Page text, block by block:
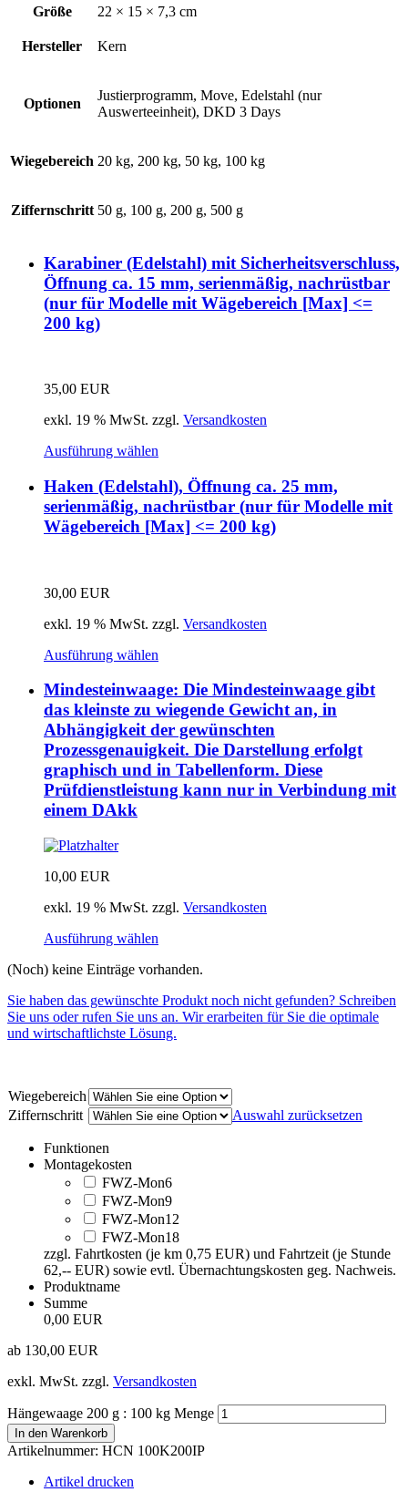
Größe
22 × 15 × 7,3 cm
Hersteller Kern
Optionen
Justierprogramm, Move, Edelstahl (nur
Auswerteeinheit), DKD 3 Days
Wiegebereich 20 kg, 200 kg, 50 kg, 100 kg
Ziffernschritt 50 g, 100 g, 200 g, 500 g
Karabiner (Edelstahl) mit Sicherheitsverschluss,
Öffnung ca. 15 mm, serienmäßig, nachrüstbar
(nur für Modelle mit Wägebereich [Max] <=
200 kg)
35,00 EUR
exkl. 19 % MwSt. zzgl. Versandkosten
Ausführung wählen
Haken (Edelstahl), Öffnung ca. 25 mm,
serienmäßig, nachrüstbar (nur für Modelle mit
Wägebereich [Max] <= 200 kg)
30,00 EUR
exkl. 19 % MwSt. zzgl. Versandkosten
Ausführung wählen
Mindesteinwaage: Die Mindesteinwaage gibt
das kleinste zu wiegende Gewicht an, in
Abhängigkeit der gewünschten
Prozessgenauigkeit. Die Darstellung erfolgt
graphisch und in Tabellenform. Diese
Prüfdienstleistung kann nur in Verbindung mit
einem DAkk
10,00 EUR
exkl. 19 % MwSt. zzgl. Versandkosten
Ausführung wählen
(Noch) keine Einträge vorhanden.
Sie haben das gewünschte Produkt noch nicht gefunden? Schreiben
Sie uns oder rufen Sie uns an. Wir erarbeiten für Sie die optimale
und wirtschaftlichste Lösung.
Wiegebereich
Ziffernschritt
Auswahl zurücksetzen
Funktionen
Montagekosten
FWZ-Mon6
FWZ-Mon9
FWZ-Mon12
FWZ-Mon18
zzgl. Fahrtkosten (je km 0,75 EUR) und Fahrtzeit (je Stunde
62,-- EUR) sowie evtl. Übernachtungskosten geg. Nachweis.
Produktname
Summe
0,00 EUR
ab 130,00 EUR
exkl. MwSt. zzgl. Versandkosten
Hängewaage 200 g : 100 kg Menge
In den Warenkorb
Artikelnummer: HCN 100K200IP
Artikel drucken